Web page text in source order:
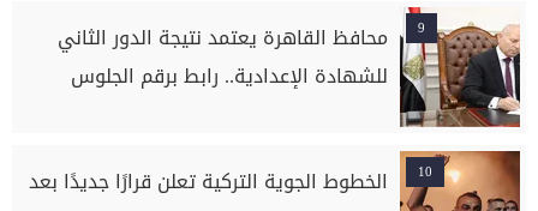
9
محافظ القاهرة يعتمد نتيجة الدور الثاني
للشهادة الإعدادية.. رابط برقم الجلوس
10
الخطوط الجوية التركية تعلن قرارًا جديدًا بعد